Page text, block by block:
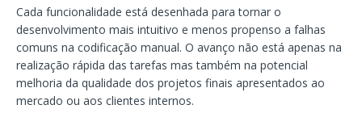
Cada funcionalidade está desenhada para tornar o
desenvolvimento mais intuitivo e menos propenso a falhas
comuns na codificação manual. O avanço não está apenas na
realização rápida das tarefas mas também na potencial
melhoria da qualidade dos projetos finais apresentados ao
mercado ou aos clientes internos.